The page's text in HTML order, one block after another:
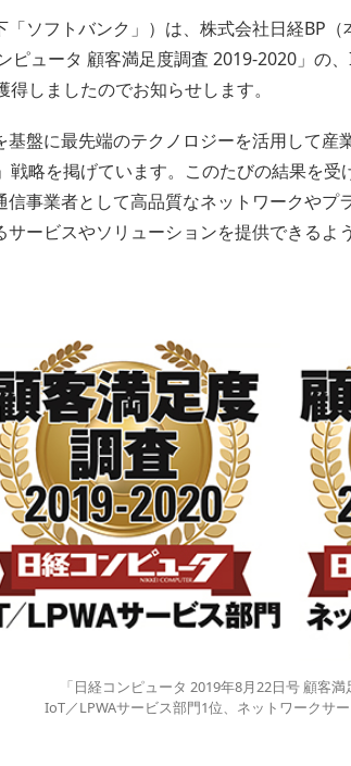
「ソフトバンク」）は、株式会社日経BP
ピュータ 顧客満足度調査 2019-2020」の
得しましたのでお知らせします。
基盤に最先端のテクノロジーを活用して
略を掲げています。このたびの結果を
事業者として高品質なネットワークやプ
ービスやソリューションを提供できるよ
「日経コンピュータ 2019年8月22日号 顧客満
IoT／LPWAサービス部門1位、ネットワークサ